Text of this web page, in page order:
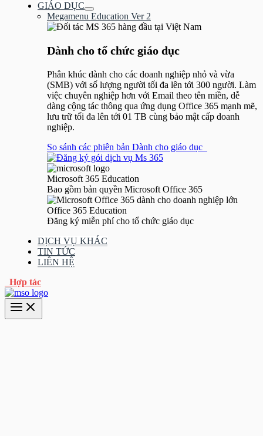
GIÁO DỤC
Bật/tắt
Menu
Megamenu Education Ver 2
Dành cho tổ chức giáo dục
Phân khúc dành cho các doanh nghiệp nhỏ và vừa
(SMB) với số lượng người tối đa lên tới 300 người. Làm
việc chuyên nghiệp hơn với Email theo tên miền, dễ
dàng cộng tác thông qua ứng dụng Office 365 mạnh mẽ,
lưu trữ tối đa lên tới 01 TB cùng bảo mật cấp doanh
nghiệp.
So sánh các phiên bản Dành cho giáo dục
Microsoft 365 Education
Bao gồm bản quyền Microsoft Office 365
Office 365 Education
Đăng ký miễn phí cho tổ chức giáo dục
DỊCH VỤ KHÁC
TIN TỨC
LIÊN HỆ
Hợp tác
Main
Menu